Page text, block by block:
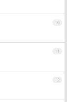
10
11
12